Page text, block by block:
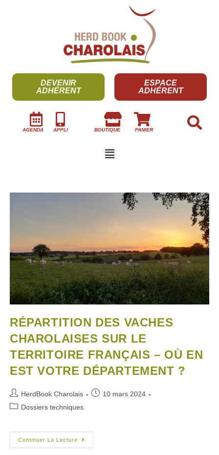
DEVENIR
ADHÉRENT
ESPACE
ADHÉRENT
AGENDA APPLI BOUTIQUE PANIER
RÉPARTITION DES VACHES
CHAROLAISES SUR LE
TERRITOIRE FRANÇAIS – OÙ EN
EST VOTRE DÉPARTEMENT ?
HerdBook Charolais
10 mars 2024
Dossiers techniques
Continuer La Lecture